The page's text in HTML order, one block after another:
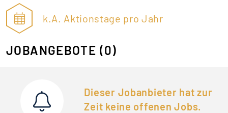
k.A. Aktionstage pro Jahr
JOBANGEBOTE (0)
Dieser Jobanbieter hat zur
Zeit keine offenen Jobs.